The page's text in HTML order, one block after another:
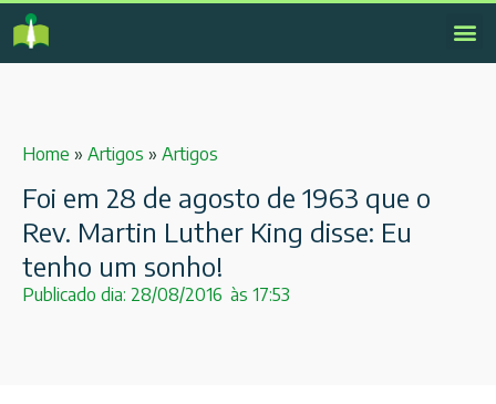
Home » Artigos » Artigos
Foi em 28 de agosto de 1963 que o
Rev. Martin Luther King disse: Eu
tenho um sonho!
Publicado dia: 28/08/2016 às 17:53